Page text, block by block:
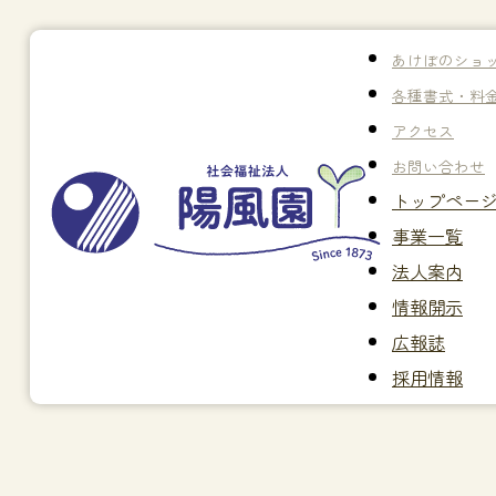
あけぼのショ
各種書式・料
アクセス
お問い合わせ
トップページ
事業一覧
法人案内
情報開示
広報誌
採用情報